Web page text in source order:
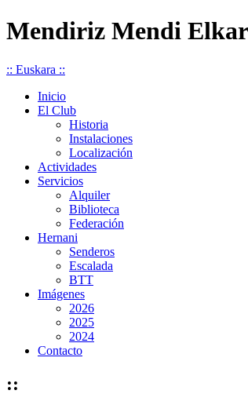
Mendiriz Mendi
:: Euskara ::
Inicio
El Club
Historia
Instalaciones
Localización
Actividades
Servicios
Alquiler
Biblioteca
Federación
Hernani
Senderos
Escalada
BTT
Imágenes
2026
2025
2024
Contacto
::